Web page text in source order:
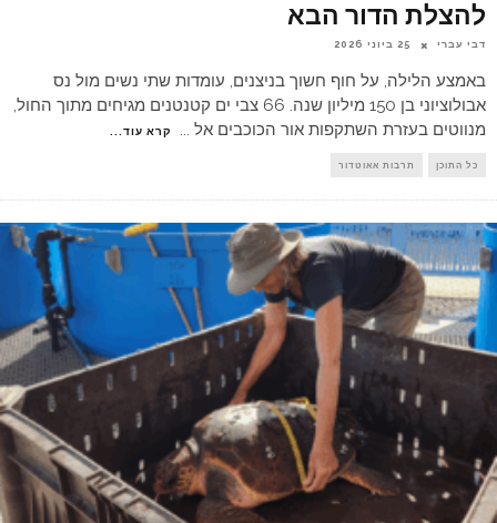
להצלת הדור הבא
דבי עברי 25 ביוני 2026
באמצע הלילה, על חוף חשוך בניצנים, עומדות שתי נשים מול נס
אבולוציוני בן 150 מיליון שנה. 66 צבי ים קטנטנים מגיחים מתוך החול,
מנווטים בעזרת השתקפות אור הכוכבים אל ... קרא עוד...
כל התוכן תרבות אאוטדור